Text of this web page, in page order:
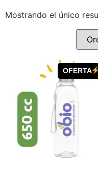
Mostrando el único
OFERTA